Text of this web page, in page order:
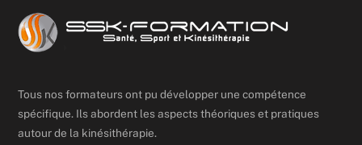
Tous nos formateurs ont pu développer une compétence
spécifique. Ils abordent les aspects théoriques et pratiques
autour de la kinésithérapie.